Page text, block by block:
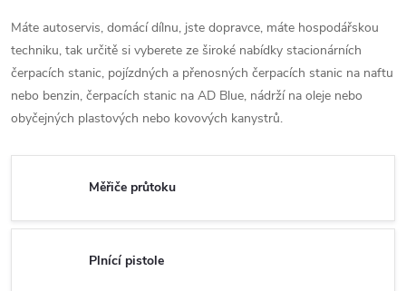
Máte autoservis, domácí dílnu, jste dopravce, máte hospodářskou
techniku, tak určitě si vyberete ze široké nabídky stacionárních
čerpacích stanic, pojízdných a přenosných čerpacích stanic na naftu
nebo benzin, čerpacích stanic na AD Blue, nádrží na oleje nebo
obyčejných plastových nebo kovových kanystrů.
Měřiče průtoku
Plnící pistole